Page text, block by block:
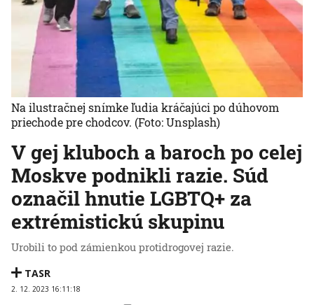
V gej kluboch a baroch po celej
Moskve podnikli razie. Súd
označil hnutie LGBTQ+ za
extrémistickú skupinu
Urobili to pod zámienkou protidrogovej razie.
TASR
2. 12. 2023 16:11:18
Na ilustračnej snímke ľudia kráčajúci po dúhovom
priechode pre chodcov. (Foto: Unsplash)